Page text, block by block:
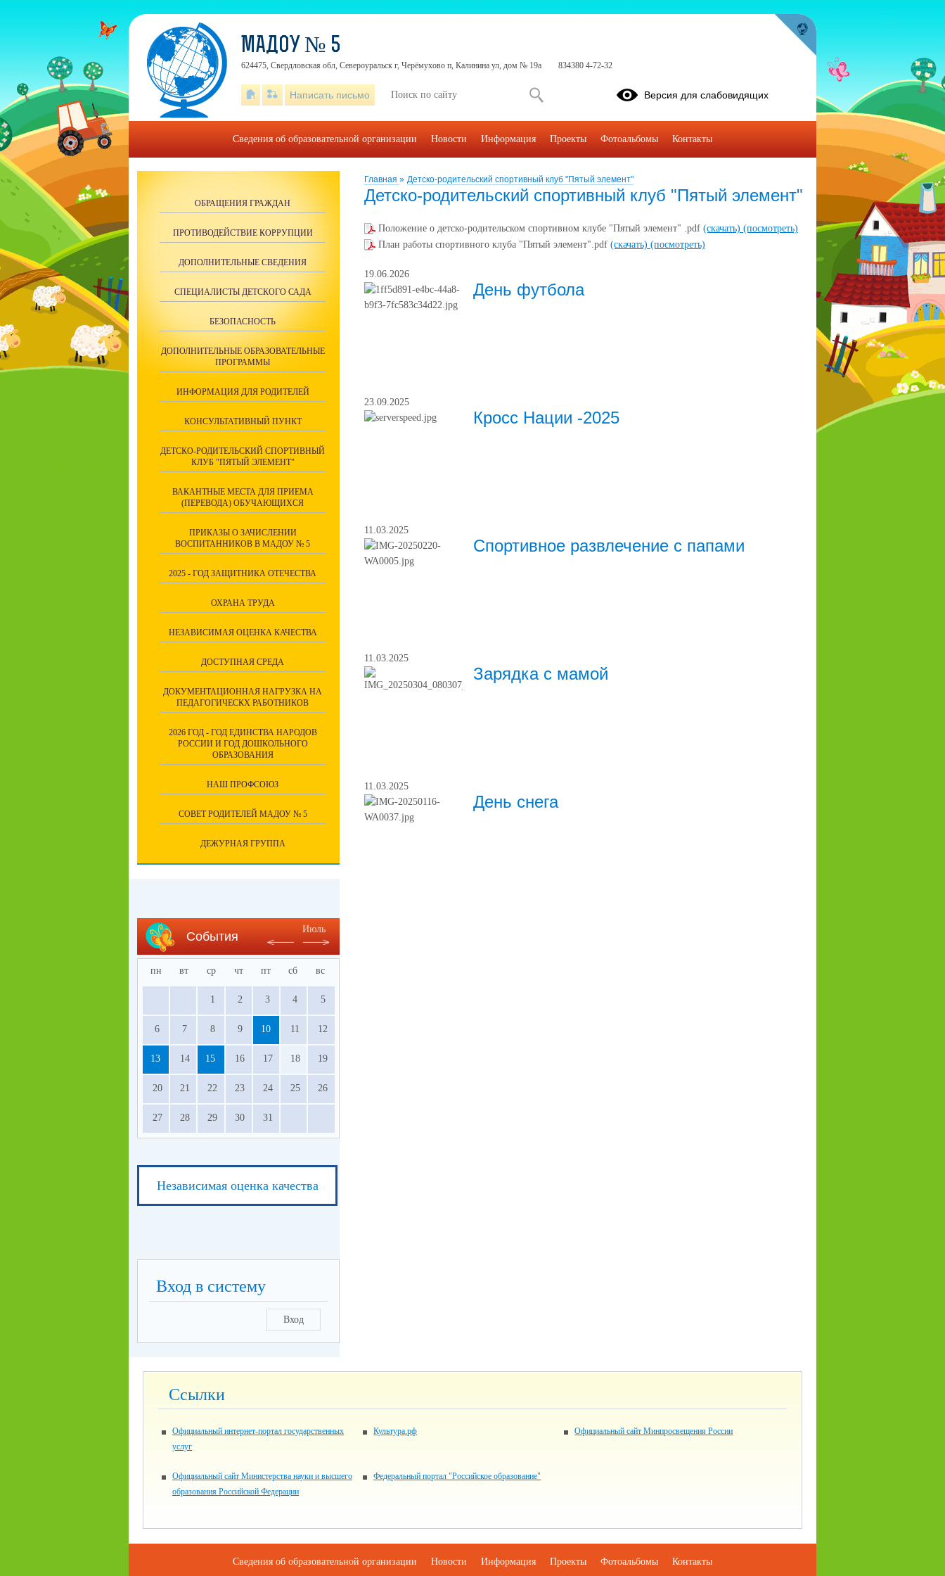
Главная » Детско-родительский спортивный клуб "Пятый элемент"
Детско-родительский спортивный клуб "Пятый элемент"
Положение о детско-родительском спортивном клубе "Пятый элемент" .pdf (скачать) (посмотреть)
План работы спортивного клуба "Пятый элемент".pdf (скачать) (посмотреть)
19.06.2026
День футбола
23.09.2025
Кросс Нации -2025
11.03.2025
Спортивное развлечение с папами
11.03.2025
Зарядка с мамой
11.03.2025
День снега
ОБРАЩЕНИЯ ГРАЖДАН
ПРОТИВОДЕЙСТВИЕ КОРРУПЦИИ
ДОПОЛНИТЕЛЬНЫЕ СВЕДЕНИЯ
СПЕЦИАЛИСТЫ ДЕТСКОГО САДА
БЕЗОПАСНОСТЬ
ДОПОЛНИТЕЛЬНЫЕ ОБРАЗОВАТЕЛЬНЫЕ
ПРОГРАММЫ
ИНФОРМАЦИЯ ДЛЯ РОДИТЕЛЕЙ
КОНСУЛЬТАТИВНЫЙ ПУНКТ
ДЕТСКО-РОДИТЕЛЬСКИЙ СПОРТИВНЫЙ
КЛУБ "ПЯТЫЙ ЭЛЕМЕНТ"
ВАКАНТНЫЕ МЕСТА ДЛЯ ПРИЕМА
(ПЕРЕВОДА) ОБУЧАЮЩИХСЯ
ПРИКАЗЫ О ЗАЧИСЛЕНИИ
ВОСПИТАННИКОВ В МАДОУ № 5
2025 - ГОД ЗАЩИТНИКА ОТЕЧЕСТВА
ОХРАНА ТРУДА
НЕЗАВИСИМАЯ ОЦЕНКА КАЧЕСТВА
ДОСТУПНАЯ СРЕДА
ДОКУМЕНТАЦИОННАЯ НАГРУЗКА НА
ПЕДАГОГИЧЕСКХ РАБОТНИКОВ
2026 ГОД - ГОД ЕДИНСТВА НАРОДОВ
РОССИИ И ГОД ДОШКОЛЬНОГО
ОБРАЗОВАНИЯ
НАШ ПРОФСОЮЗ
СОВЕТ РОДИТЕЛЕЙ МАДОУ № 5
ДЕЖУРНАЯ ГРУППА
События
Июль
пн вт ср чт пт сб вс
1 2 3 4 5
6 7 8 9 10 11 12
13 14 15 16 17 18 19
20 21 22 23 24 25 26
27 28 29 30 31
Независимая оценка качества
Вход в систему
Вход
Ссылки
Официальный интернет-портал государственных
услуг
Культура.рф Официальный сайт Минпросвещения России
Официальный сайт Министерства науки и высшего
образования Российской Федерации
Федеральный портал "Российское образование"
МАДОУ № 5
624475, Свердловская обл, Североуральск г, Черёмухово п, Калинина ул, дом № 19а 834380 4-72-32
Написать письмо Версия для слабовидящих
Сведения об образовательной организации Новости Информация Проекты Фотоальбомы Контакты
Сведения об образовательной организации Новости Информация Проекты Фотоальбомы Контакты